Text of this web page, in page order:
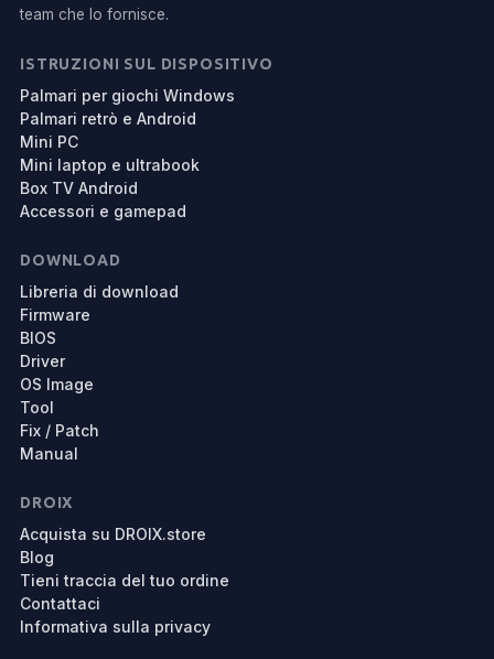
team che lo fornisce.
ISTRUZIONI SUL DISPOSITIVO
Palmari per giochi Windows
Palmari retrò e Android
Mini PC
Mini laptop e ultrabook
Box TV Android
Accessori e gamepad
DOWNLOAD
Libreria di download
Firmware
BIOS
Driver
OS Image
Tool
Fix / Patch
Manual
DROIX
Acquista su DROIX.store
Blog
Tieni traccia del tuo ordine
Contattaci
Informativa sulla privacy